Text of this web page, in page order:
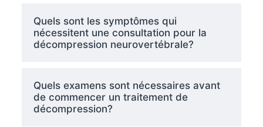
Quels sont les symptômes qui
nécessitent une consultation pour la
décompression neurovertébrale?
Quels examens sont nécessaires avant
de commencer un traitement de
décompression?